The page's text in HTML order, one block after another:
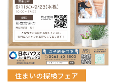
住まいの探検フェア